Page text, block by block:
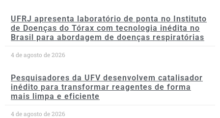
UFRJ apresenta laboratório de ponta no Instituto
de Doenças do Tórax com tecnologia inédita no
Brasil para abordagem de doenças respiratórias
4 de agosto de 2026
Pesquisadores da UFV desenvolvem catalisador
inédito para transformar reagentes de forma
mais limpa e eficiente
4 de agosto de 2026